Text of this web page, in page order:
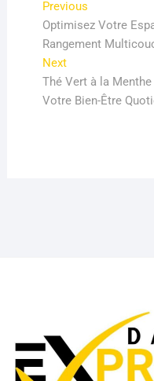
Navigation
de
l’article
PreviousPrevious
post:
Optimisez Votre
Rangement
NextNext
post:
Thé Vert à la
Votre Bien-Être